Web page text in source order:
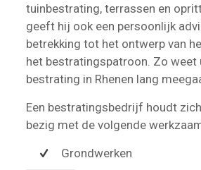
tuinbestrating, terrassen en
geeft hij ook een persoonlijk
betrekking tot het ontwerp van
het bestratingspatroon. Zo weet
bestrating in Rhenen lang
Een bestratingsbedrijf houdt
bezig met de volgende
Grondwerken